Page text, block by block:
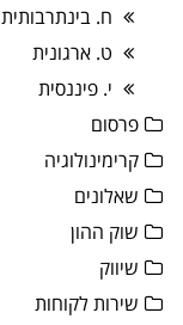
ח. בינתרבותית
ט. ארגונית
י. פיננסית
פרסום
קרימינולוגיה
שאלונים
שוק ההון
שיווק
שירות לקוחות